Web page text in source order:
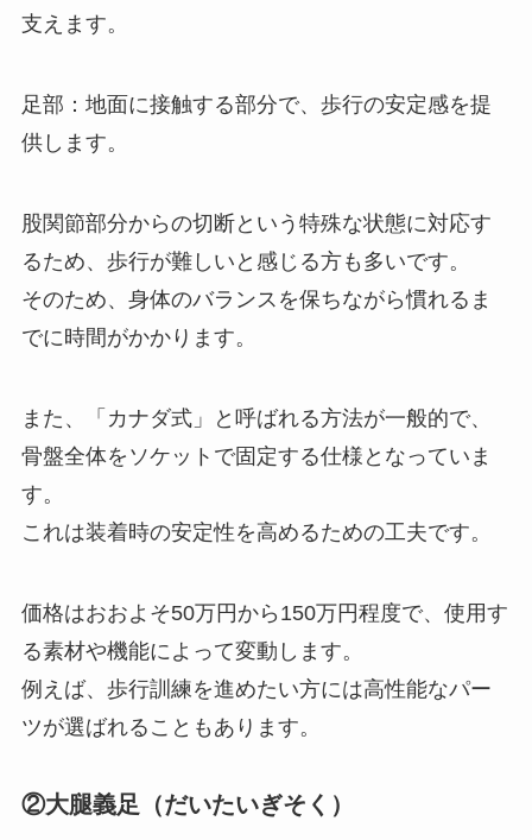
支えます。
足部：地面に接触する部分で、歩行の安定感を提
供します。
股関節部分からの切断という特殊な状態に対応す
るため、歩行が難しいと感じる方も多いです。
そのため、身体のバランスを保ちながら慣れるま
でに時間がかかります。
また、「カナダ式」と呼ばれる方法が一般的で、
骨盤全体をソケットで固定する仕様となっていま
す。
これは装着時の安定性を高めるための工夫です。
価格はおおよそ50万円から150万円程度で、使用す
る素材や機能によって変動します。
例えば、歩行訓練を進めたい方には高性能なパー
ツが選ばれることもあります。
②大腿義足（だいたいぎそく）